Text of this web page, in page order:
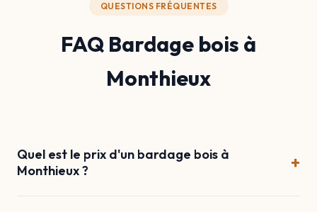
QUESTIONS FRÉQUENTES
FAQ Bardage bois à
Monthieux
Quel est le prix d'un bardage bois à
Monthieux ?
+